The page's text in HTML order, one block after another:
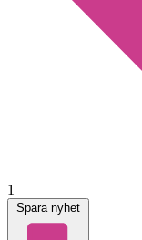
1
Spara nyhet